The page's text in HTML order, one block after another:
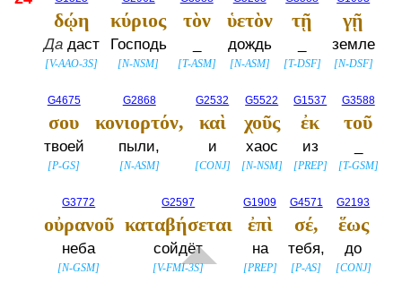
δῴη
Дадаст
[V-AAO-3S]
κύριος
Господь
[N-NSM]
τὸν
[T-ASM]
ὑετὸν
дождь
[N-ASM]
τῇ
[T-DSF]
γῇ
земле
[N-DSF]
G4675
σου
твоей
[P-GS]
G2868
κονιορτόν,
пыли,
[N-ASM]
G2532
καὶ
и
[CONJ]
G5522
χοῦς
хаос
[N-NSM]
G1537
ἐκ
из
[PREP]
G3588
τοῦ
[T-GSM]
G3772
οὐρανοῦ
неба
[N-GSM]
G2597
καταβήσεται
сойдёт
[V-FMI-3S]
G1909
ἐπὶ
на
[PREP]
G4571
σέ,
тебя,
[P-AS]
G2193
ἕως
до
[CONJ]